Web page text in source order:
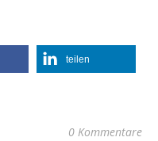
teilen
0 Kommentare